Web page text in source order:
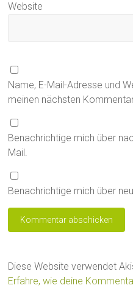
Website
Name, E-Mail-Adresse und
meinen nächsten
Benachrichtige mich über
Mail.
Benachrichtige mich über
Diese Website verwendet
Erfahre, wie deine